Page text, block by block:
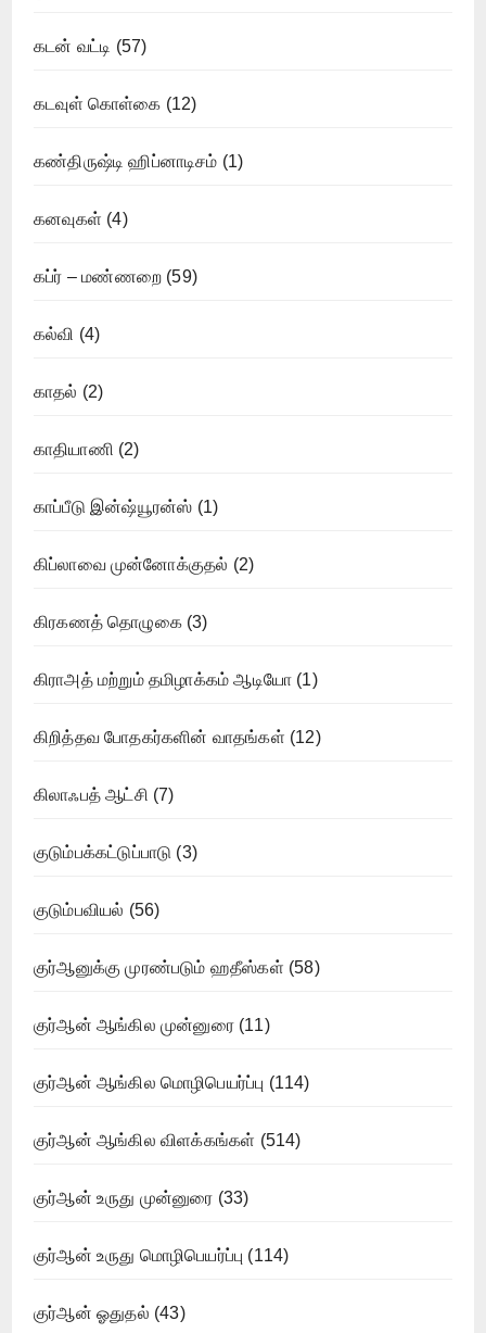
கடன் வட்டி (57)
கடவுள் கொள்கை (12)
கண்திருஷ்டி ஹிப்னாடிசம் (1)
கனவுகள் (4)
கப்ர் – மண்ணறை (59)
கல்வி (4)
காதல் (2)
காதியாணி (2)
காப்பீடு இன்ஷ்யூரன்ஸ் (1)
கிப்லாவை முன்னோக்குதல் (2)
கிரகணத் தொழுகை(3)
கிராஅத் மற்றும் தமிழாக்கம் ஆடியோ (1)
கிறித்தவ போதகர்களின் வாதங்கள் (12)
கிலாஃபத் ஆட்சி (7)
குடும்பக்கட்டுப்பாடு (3)
குடும்பவியல் (56)
குர்ஆனுக்கு முரண்படும் ஹதீஸ்கள் (58)
குர்ஆன் ஆங்கில முன்னுரை(11)
குர்ஆன் ஆங்கில மொழிபெயர்ப்பு (114)
குர்ஆன் ஆங்கில விளக்கங்கள் (514)
குர்ஆன் உருது முன்னுரை (33)
குர்ஆன் உருது மொழிபெயர்ப்பு (114)
குர்ஆன் ஓதுதல் (43)